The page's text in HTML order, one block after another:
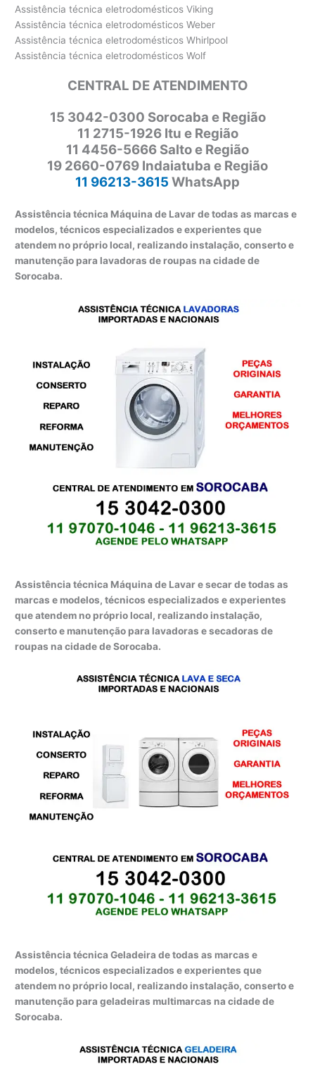
Assistência técnica eletrodomésticos Viking
Assistência técnica eletrodomésticos Weber
Assistência técnica eletrodomésticos Whirlpool
Assistência técnica eletrodomésticos Wolf
CENTRAL DE ATENDIMENTO
15 3042-0300 Sorocaba e Região
11 2715-1926 Itu e Região
11 4456-5666 Salto e Região
19 2660-0769 Indaiatuba e Região
11 96213-3615 WhatsApp
Assistência técnica Máquina de Lavar de todas as marcas e
modelos, técnicos especializados e experientes que
atendem no próprio local, realizando instalação, conserto e
manutenção para lavadoras de roupas na cidade de
Sorocaba.
Assistência técnica Máquina de Lavar e secar de todas as
marcas e modelos, técnicos especializados e experientes
que atendem no próprio local, realizando instalação,
conserto e manutenção para lavadoras e secadoras de
roupas na cidade de Sorocaba.
Assistência técnica Geladeira de todas as marcas e
modelos, técnicos especializados e experientes que
atendem no próprio local, realizando instalação, conserto e
manutenção para geladeiras multimarcas na cidade de
Sorocaba.